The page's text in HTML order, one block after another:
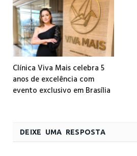
Clínica Viva Mais celebra 5
anos de excelência com
evento exclusivo em Brasília
DEIXE UMA RESPOSTA